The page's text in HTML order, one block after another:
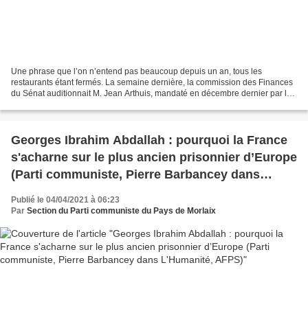
Une phrase que l’on n’entend pas beaucoup depuis un an, tous les
restaurants étant fermés. La semaine dernière, la commission des Finances
du Sénat auditionnait M. Jean Arthuis, mandaté en décembre dernier par le
Georges Ibrahim Abdallah : pourquoi la France
s'acharne sur le plus ancien prisonnier d’Europe
(Parti communiste, Pierre Barbancey dans
Publié le 04/04/2021 à 06:23
Par Section du Parti communiste du Pays de Morlaix